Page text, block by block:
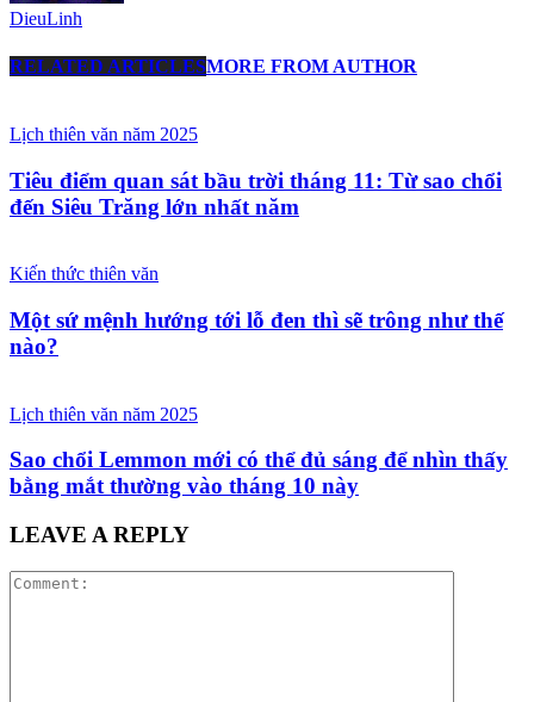
DieuLinh
RELATED ARTICLESMORE FROM AUTHOR
Lịch thiên văn năm 2025
Tiêu điểm quan sát bầu trời tháng 11: Từ sao chổi
đến Siêu Trăng lớn nhất năm
Kiến thức thiên văn
Một sứ mệnh hướng tới lỗ đen thì sẽ trông như thế
nào?
Lịch thiên văn năm 2025
Sao chổi Lemmon mới có thể đủ sáng để nhìn thấy
bằng mắt thường vào tháng 10 này
LEAVE A REPLY